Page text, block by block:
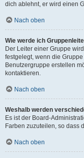
dich ablehnt, er wird einen
Nach oben
Wie werde ich
Der Leiter einer Gruppe
festgelegt, wenn die
Benutzergruppe erstellen
kontaktieren.
Nach oben
Weshalb werden
Es ist der Board-
Farben zuzuteilen, so dass
Nach oben